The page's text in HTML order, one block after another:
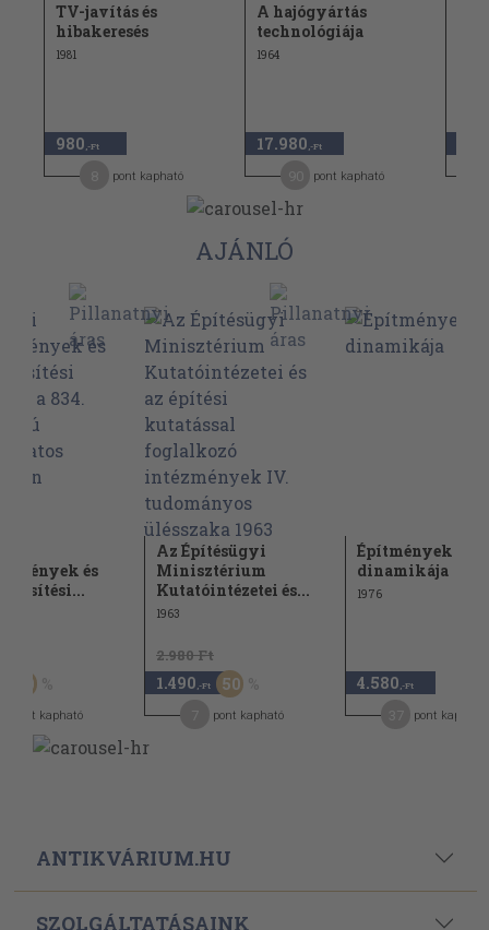
TV-javítás és
hibakeresés
1981
980 ,-Ft
pont kapható
A hajógyártás
technológiája
1964
17.980 ,-Ft
pont kapható
AJÁNLÓ
és
50
pont kapható
Az Építésügyi
Minisztérium
Kutatóintézetei és...
1963
2.980 Ft
1.490 ,-Ft 50
pont kapható
Építmények
dinamikája
1976
4.580 ,-Ft
pont kapható
ANTIKVÁRIUM.HU
SZOLGÁLTATÁSAINK